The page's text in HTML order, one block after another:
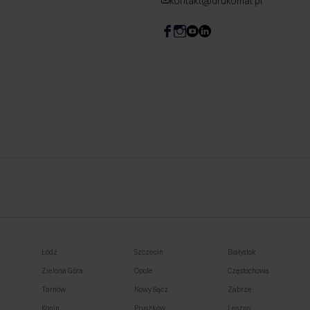
Łódź Szczecin Białystok
Zielona Góra Opole Częstochowa
Tarnów Nowy Sącz Zabrze